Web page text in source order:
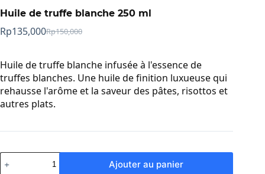
Huile de truffe blanche 250 ml
Rp150,000
Prix
:
Rp150,000.
Rp135,000Prix
:
Rp135,000.
Huile de truffe blanche infusée à l'essence de
truffes blanches. Une huile de finition luxueuse qui
rehausse l'arôme et la saveur des pâtes, risottos et
autres plats.
quantité
de
Ajouter au panier